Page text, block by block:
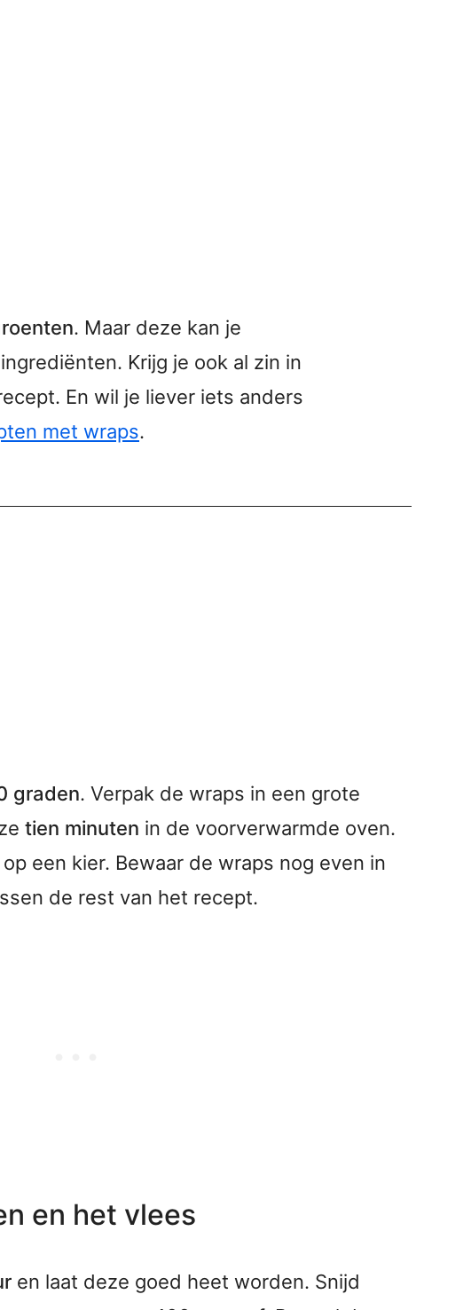
. Maar deze kan je
Krijg je ook al zin in
En wil je liever iets anders
met wraps.
graden. Verpak de wraps in een grote
tien minuten in de voorverwarmde oven.
een kier. Bewaar de wraps nog even in
de rest van het recept.
en het vlees
en laat deze goed heet worden. Snijd